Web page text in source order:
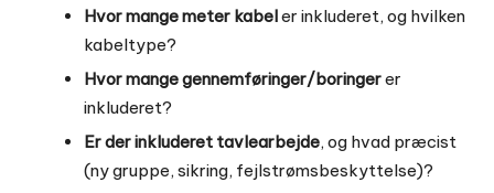
Hvor mange meter kabeler inkluderet, og hvilken
kabeltype?
Hvor mange gennemføringer/boringerer
inkluderet?
Er der inkluderet tavlearbejde, og hvad præcist
(ny gruppe, sikring, fejlstrømsbeskyttelse)?